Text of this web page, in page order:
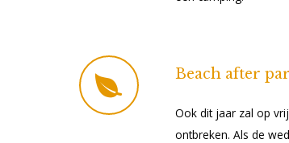
Beach after
Ook dit jaar zal op
ontbreken. Als de